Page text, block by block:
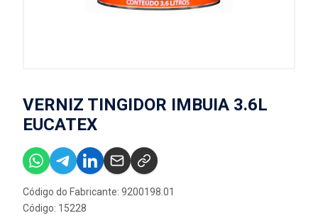
VERNIZ TINGIDOR IMBUIA 3.6L
EUCATEX
Código do Fabricante: 9200198.01
Código: 15228